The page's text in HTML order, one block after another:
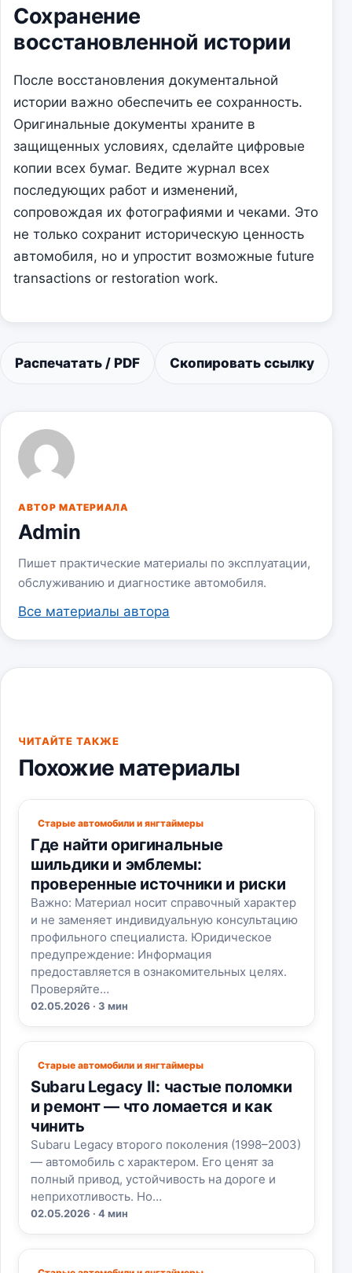
Сохранение
восстановленной истории
После восстановления документальной
истории важно обеспечить ее сохранность.
Оригинальные документы храните в
защищенных условиях, сделайте цифровые
копии всех бумаг. Ведите журнал всех
последующих работ и изменений,
сопровождая их фотографиями и чеками. Это
не только сохранит историческую ценность
автомобиля, но и упростит возможные future
transactions or restoration work.
Распечатать / PDF Скопировать ссылку
АВТОР МАТЕРИАЛА
Admin
Пишет практические материалы по эксплуатации,
обслуживанию и диагностике автомобиля.
Все материалы автора
ЧИТАЙТЕ ТАКЖЕ
Похожие материалы
Старые автомобили и янгтаймеры
Где найти оригинальные
шильдики и эмблемы:
проверенные источники и риски
Важно: Материал носит справочный характер
и не заменяет индивидуальную консультацию
профильного специалиста. Юридическое
предупреждение: Информация
предоставляется в ознакомительных целях.
Проверяйте…
02.05.2026 · 3 мин
Старые автомобили и янгтаймеры
Subaru Legacy II: частые поломки
и ремонт — что ломается и как
чинить
Subaru Legacy второго поколения (1998–2003)
— автомобиль с характером. Его ценят за
полный привод, устойчивость на дороге и
неприхотливость. Но…
02.05.2026 · 4 мин